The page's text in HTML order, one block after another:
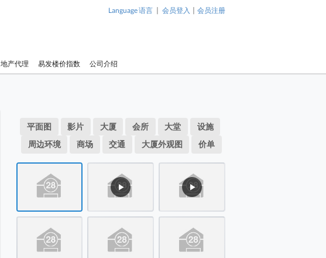
Language 语言 | 会员登入 | 会员注册
地产代理 易发楼价指数 公司介绍
物业布局图 平面图
蓝湾半岛 位于港岛 小西湾 小西湾道28号，发展商为信和集团，于2001
蓝湾半岛 位于港岛 小西湾 小西湾道28号，发展商为信和集团，于2001
蓝湾半岛 大厦: 蓝湾半岛
蓝湾半岛 大厦: 蓝湾半岛 T1-9 座数分布
物业布局图 平面图
平面图 影片 大厦 会所 大堂
设施
周边环境
商场 交通 大厦外观图 价单
▶ ▶